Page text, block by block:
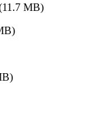
MB)